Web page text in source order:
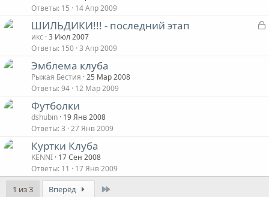
Ответы 15 14 Апр 2009
ШИЛЬДИКИ!!! - последний этап
икс 3 Июл 2007
Ответы 150 3 Апр 2009
Эмблема клуба
Рыжая Бестия 25 Мар 2008
Ответы 94 12 Мар 2009
Футболки
dshubin 19 Янв 2008
Ответы 3 27 Янв 2009
Куртки Клуба
KENNI 17 Сен 2008
Ответы 11 17 Янв 2009
1 из 3 Вперёд